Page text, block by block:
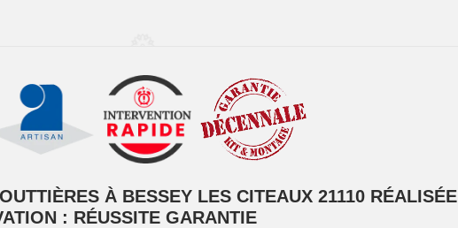
À BESSEY LES CITEAUX 21110 RÉALISÉE
: RÉUSSITE GARANTIE